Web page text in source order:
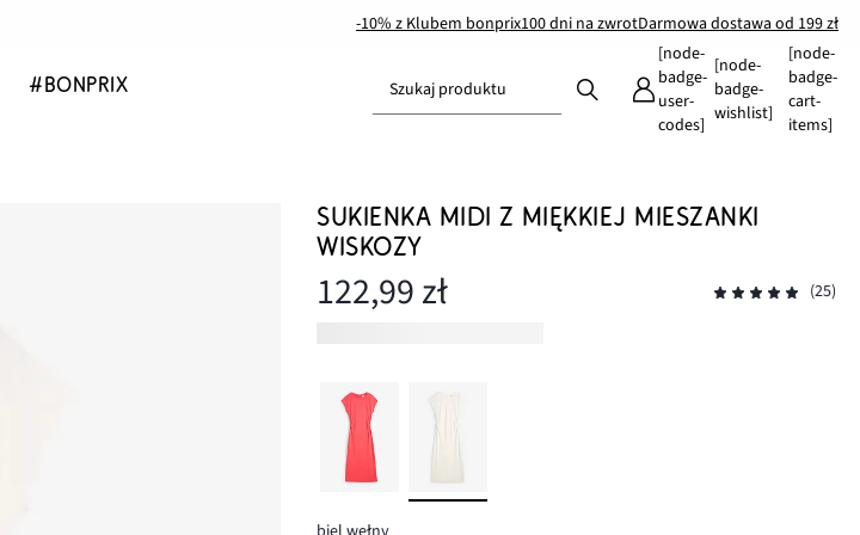
-10% z Klubem bonprix100 dni na zwrotDarmowa dostawa od 199 zł
#BONPRIX Szukaj produktu
[node-
badge-
user-
codes]
[node-
badge-
wishlist]
[node-
badge-
cart-
items]
SUKIENKA MIDI Z MIĘKKIEJ MIESZANKI
WISKOZY
122,99 zł (25)